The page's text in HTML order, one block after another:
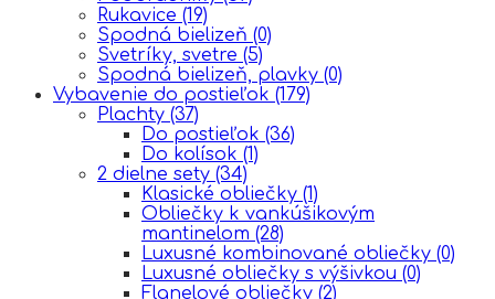
Rukavice (19)
Spodná bielizeň (0)
Svetríky, svetre (5)
Spodná bielizeň, plavky (0)
Vybavenie do postieľok (179)
Plachty (37)
Do postieľok (36)
Do kolísok (1)
2 dielne sety (34)
Klasické obliečky (1)
Obliečky k vankúšikovým
mantinelom (28)
Luxusné kombinované obliečky (0)
Luxusné obliečky s výšivkou (0)
Flanelové obliečky (2)